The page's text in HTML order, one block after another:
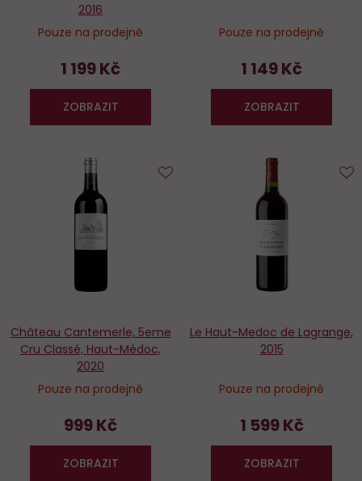
2016
Pouze na prodejně
1 199 Kč
ZOBRAZIT
Pouze na prodejně
1 149 Kč
ZOBRAZIT
Château Cantemerle, 5eme
Cru Classé, Haut-Médoc,
2020
Pouze na prodejně
999 Kč
ZOBRAZIT
Le Haut-Medoc de Lagrange,
2015
Pouze na prodejně
1 599 Kč
ZOBRAZIT